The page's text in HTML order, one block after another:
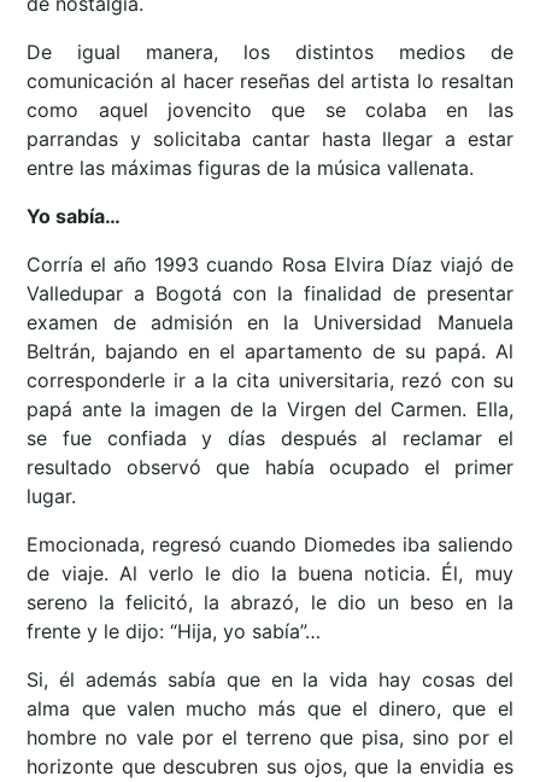
De igual manera, los distintos medios de
comunicación al hacer reseñas del artista lo resaltan
como aquel jovencito que se colaba en las
parrandas y solicitaba cantar hasta llegar a estar
entre las máximas figuras de la música vallenata.
Yo sabía…
Corría el año 1993 cuando Rosa Elvira Díaz viajó de
Valledupar a Bogotá con la finalidad de presentar
examen de admisión en la Universidad Manuela
Beltrán, bajando en el apartamento de su papá. Al
corresponderle ir a la cita universitaria, rezó con su
papá ante la imagen de la Virgen del Carmen. Ella,
se fue confiada y días después al reclamar el
resultado observó que había ocupado el primer
lugar.
Emocionada, regresó cuando Diomedes iba saliendo
de viaje. Al verlo le dio la buena noticia. Él, muy
sereno la felicitó, la abrazó, le dio un beso en la
frente y le dijo: “Hija, yo sabía”…
Si, él además sabía que en la vida hay cosas del
alma que valen mucho más que el dinero, que el
hombre no vale por el terreno que pisa, sino por el
horizonte que descubren sus ojos, que la envidia es